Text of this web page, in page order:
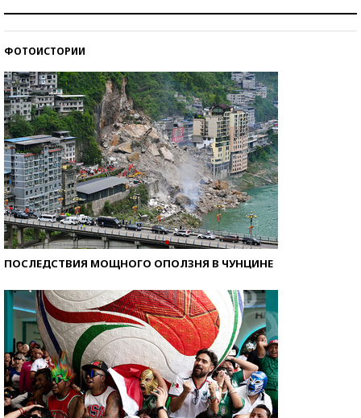
ФОТОИСТОРИИ
ПОСЛЕДСТВИЯ МОЩНОГО ОПОЛЗНЯ В ЧУНЦИНЕ